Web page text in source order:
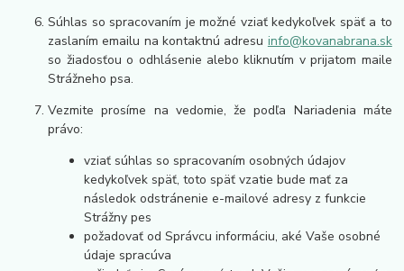
Súhlas so spracovaním je možné vziať kedykoľvek späť a to
zaslaním emailu na kontaktnú adresu info@kovanabrana.sk
so žiadosťou o odhlásenie alebo kliknutím v prijatom maile
Strážneho psa.
Vezmite prosíme na vedomie, že podľa Nariadenia máte
právo:
vziať súhlas so spracovaním osobných údajov
kedykoľvek späť, toto späť vzatie bude mať za
následok odstránenie e-mailové adresy z funkcie
Strážny pes
požadovať od Správcu informáciu, aké Vaše osobné
údaje spracúva